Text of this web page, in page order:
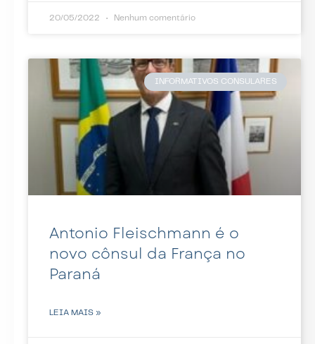
20/05/2022 Nenhum comentário
INFORMATIVOS CONSULARES
Antonio Fleischmann é o
novo cônsul da França no
Paraná
LEIA MAIS »